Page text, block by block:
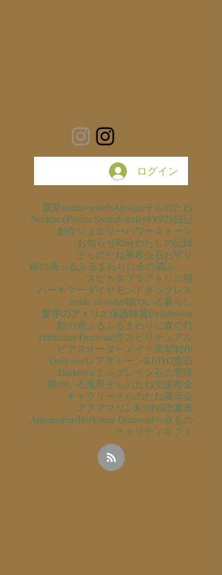
ログイン
愛芽meme-jewelsAntiqueそらのたね
NecklacePower StoneJewelrySV925日記
創作ジュエリーパワーストーン
お知らせRingわたしの記録
そらのたね展希少石お守り
銀の滴ふるふるまわりに金の滴ふるふるまわりに
スピカタブラ アトリエ猫
ハーキマーダイヤモンドネックレス
made to order猫のいる暮らし
愛芽のアトリエ保護猫翼Exihibition
銀の滴ふるふるまわりに森の灯
Harkimar Diamond空スピリチュアル
ピアスオーダーメイド原型制作
Only oneレアストーンK10YG原石
Herkimarミルグレイン石の意味
猫のいる風景そらのたね支援彫金
ギャラリーそらのたね展示会
アクアマリンK10PG読書滴
AquamarineHerkimar Diamond一点もの
チャリティ ギフト